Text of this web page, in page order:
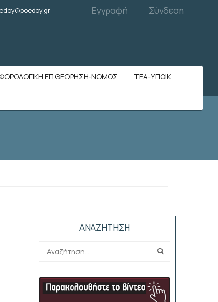
Εγγραφή Σύνδεση
ΦΟΡΟΛΟΓΙΚΗ ΕΠΙΘΕΩΡΗΣΗ-ΝΟΜΟΣ ΤΕΑ-ΥΠΟΙΚ
ΑΝΑΖΗΤΗΣΗ